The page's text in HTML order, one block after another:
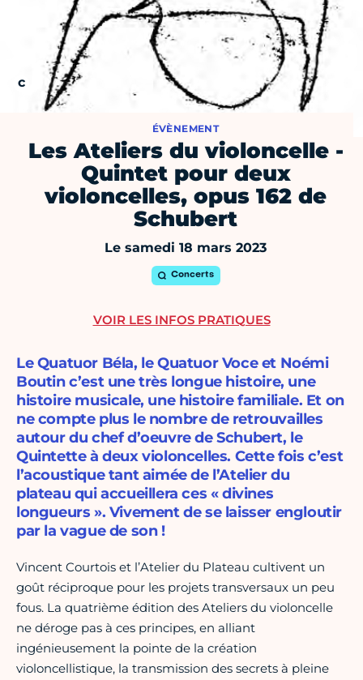
ÉVÈNEMENT
Les Ateliers du violoncelle -
Quintet pour deux
violoncelles, opus 162 de
Schubert
Le samedi 18 mars 2023
Concerts
Le Quatuor Béla, le Quatuor Voce et Noémi
Boutin c’est une très longue histoire, une
histoire musicale, une histoire familiale. Et on
ne compte plus le nombre de retrouvailles
autour du chef d’oeuvre de Schubert, le
Quintette à deux violoncelles. Cette fois c’est
l’acoustique tant aimée de l’Atelier du
plateau qui accueillera ces « divines
longueurs ». Vivement de se laisser engloutir
par la vague de son !
Vincent Courtois et l’Atelier du Plateau cultivent un
goût réciproque pour les projets transversaux un peu
fous. La quatrième édition des Ateliers du violoncelle
ne déroge pas à ces principes, en alliant
ingénieusement la pointe de la création
violoncellistique, la transmission des secrets à pleine
VOIR LES INFOS PRATIQUES